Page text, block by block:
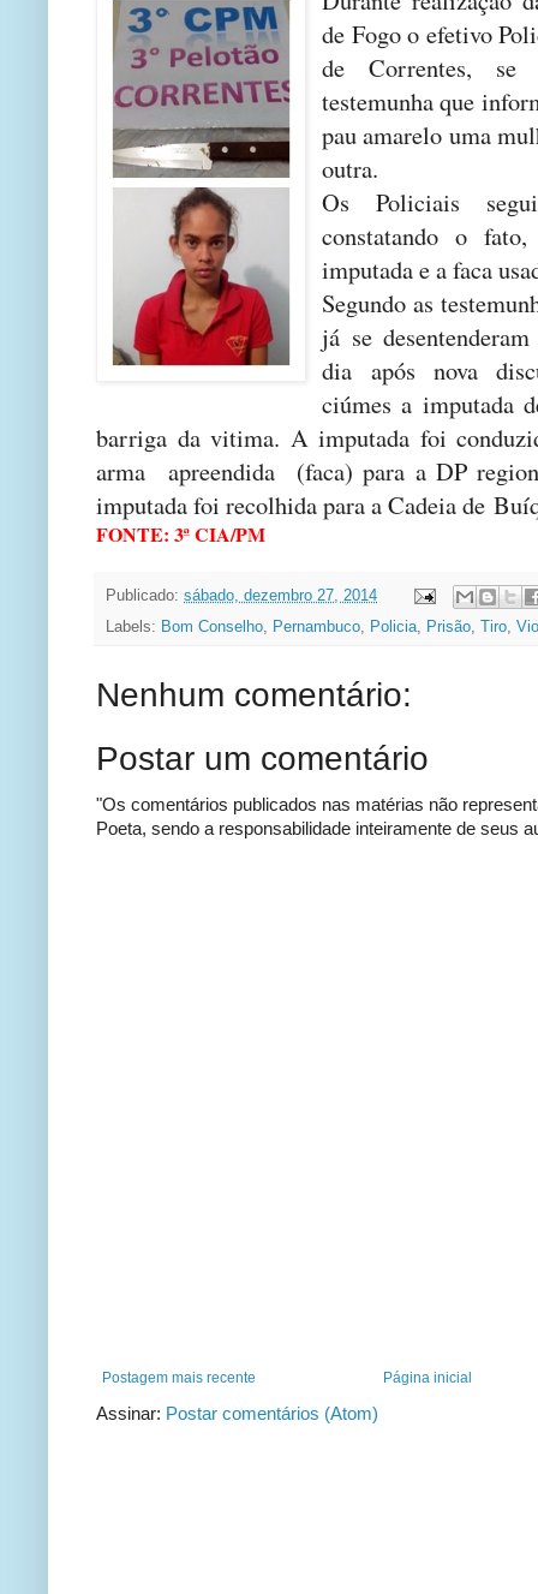
de Fogo o efetivo
de Correntes, se
testemunha que
pau amarelo uma
outra.
Os Policiais
constatando o
imputada e a faca
Segundo as
já se
dia após nova
ciúmes a imputada
barriga da vitima. A imputada foi
arma apreendida (faca) para a DP
imputada foi recolhida para a Cadeia de
FONTE: 3ª CIA/PM
Publicado: sábado, dezembro 27, 2014
Labels: Bom Conselho Pernambuco Policia Prisão Tiro
Nenhum comentário:
Postar um comentário
"Os comentários publicados nas matérias não
Poeta, sendo a responsabilidade inteiramente de seus
Postagem mais recente Página inicial
Assinar: Postar comentários (Atom)